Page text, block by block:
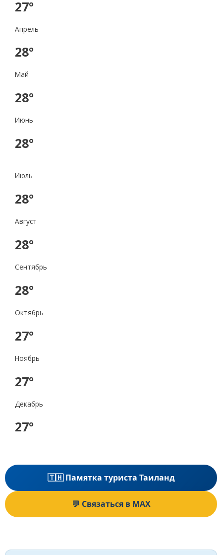
27°
Апрель
28°
Май
28°
Июнь
28°
Июль
28°
Август
28°
Сентябрь
28°
Октябрь
27°
Ноябрь
27°
Декабрь
27°
🇹🇭 Памятка туриста Таиланд
💬 Связаться в MAX